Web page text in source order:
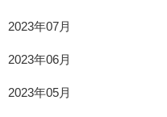
2023年07月
2023年06月
2023年05月